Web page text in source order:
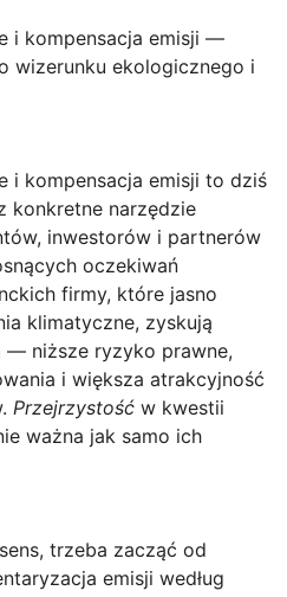
i kompensacja emisji —
wizerunku ekologicznego i
i kompensacja emisji to dziś
konkretne narzędzie
inwestorów i partnerów
oczekiwań
firmy, które jasno
klimatyczne, zyskują
— niższe ryzyko prawne,
i większa atrakcyjność
Przejrzystość w kwestii
ważna jak samo ich
trzeba zacząć od
emisji według